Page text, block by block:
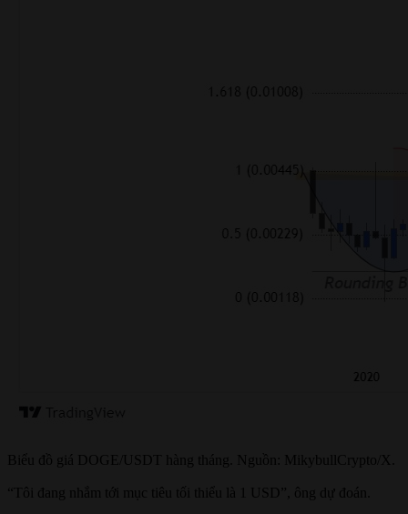
Biểu đồ giá DOGE/USDT hàng tháng. Nguồn: MikybullCrypto/X.
“Tôi đang nhắm tới mục tiêu tối thiểu là 1 USD”, ông dự đoán.